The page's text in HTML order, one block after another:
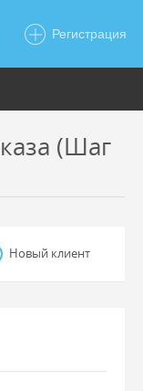
Регистрация
(Шаг
Новый клиент